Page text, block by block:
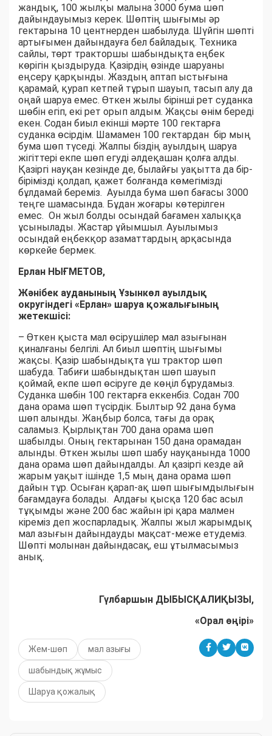
жандық, 100 жылқы малына 3000 бума шөп
дайындауымыз керек. Шөптің шығымы әр
гектарына 10 центнерден шабылуда. Шүйгін шөпті
артығымен дайындауға бел байладық. Техника
сайлы, төрт тракторшы шабындықта еңбек
көрігін қыздыруда. Қазірдің өзінде шаруаны
еңсеру қарқынды. Жаздың аптап ыстығына
қарамай, қурап кетпей тұрып шауып, тасып алу да
оңай шаруа емес. Өткен жылы бірінші рет суданка
шөбін егіп, екі рет орып алдым. Жақсы өнім береді
екен. Содан биыл екінші мәрте 100 гектарға
суданка өсірдім. Шамамен 100 гектардан бір мың
бума шөп түседі. Жалпы біздің ауылдың шаруа
жігіттері екпе шөп егуді әлдеқашан қолға алды.
Қазіргі науқан кезінде де, былайғы уақытта да бір-
бірімізді қолдап, қажет болғанда көмегімізді
бұлдамай береміз. Ауылда бума шөп бағасы 3000
теңге шамасында. Бұдан жоғары көтерілген
емес. Он жыл болды осындай бағамен халыққа
ұсынылады. Жастар ұйымшыл. Ауылымыз
осындай еңбекқор азаматтардың арқасында
көркейе бермек.
Ерлан НЫҒМЕТОВ,
Жәнібек ауданының Ұзынкөл ауылдық
округіндегі «Ерлан» шаруа қожалығының
жетекшісі:
– Өткен қыста мал өсірушілер мал азығынан
қиналғаны белгілі. Ал биыл шөптің шығымы
жақсы. Қазір шабындықта үш трактор шөп
шабуда. Табиғи шабындықтан шөп шауып
қоймай, екпе шөп өсіруге де көңіл бұрудамыз.
Суданка шөбін 100 гектарға еккенбіз. Содан 700
дана орама шөп түсірдік. Былтыр 92 дана бума
шөп алынды. Жаңбыр болса, тағы да орақ
саламыз. Қырлықтан 700 дана орама шөп
шабылды. Оның гектарынан 150 дана орамадан
алынды. Өткен жылы шөп шабу науқанында 1000
дана орама шөп дайындалды. Ал қазіргі кезде ай
жарым уақыт ішінде 1,5 мың дана орама шөп
дайын тұр. Осыған қарап-ақ шөп шығымдылығын
бағамдауға болады. Алдағы қысқа 120 бас асыл
тұқымды және 200 бас жайын ірі қара малмен
кіреміз деп жоспарладық. Жалпы жыл жарымдық
мал азығын дайындауды мақсат-меже етудеміз.
Шөпті молынан дайындасақ, еш ұтылмасымыз
анық.
Гүлбаршын ДЫБЫСҚАЛИҚЫЗЫ,
«Орал өңірі»
Жем-шөп мал азығы
шабындық жұмыс
Шаруа қожалық